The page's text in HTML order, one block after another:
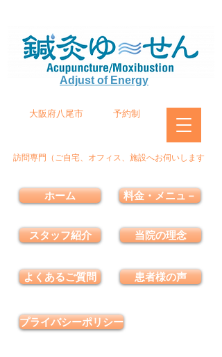
Adjust of Energy
大阪府八尾市 予約制
訪問専門（ご自宅、オフィス、施設へお伺いします
ホーム
スタッフ紹介
よくあるご質問
料金・メニュ－
当院の理念
患者様の声
プライバシーポリシー